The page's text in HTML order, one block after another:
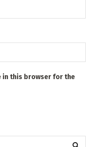
in this browser for the